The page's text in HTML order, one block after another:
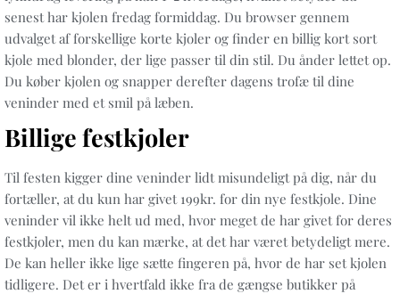
senest har kjolen fredag formiddag. Du browser gennem
udvalget af forskellige korte kjoler og finder en billig kort sort
kjole med blonder, der lige passer til din stil. Du ånder lettet op.
Du køber kjolen og snapper derefter dagens trofæ til dine
veninder med et smil på læben.
Billige festkjoler
Til festen kigger dine veninder lidt misundeligt på dig, når du
fortæller, at du kun har givet 199kr. for din nye festkjole. Dine
veninder vil ikke helt ud med, hvor meget de har givet for deres
festkjoler, men du kan mærke, at det har været betydeligt mere.
De kan heller ikke lige sætte fingeren på, hvor de har set kjolen
tidligere. Det er i hvertfald ikke fra de gængse butikker på